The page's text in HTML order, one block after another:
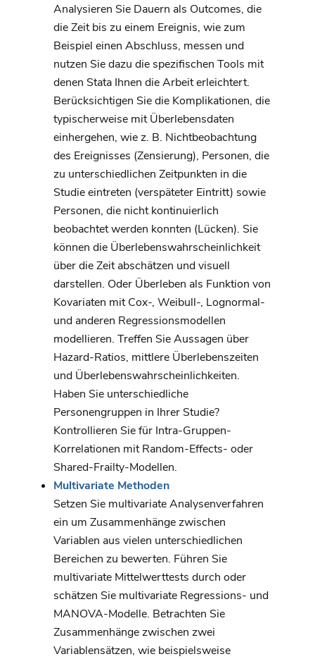
Analysieren Sie Dauern als Outcomes, die
die Zeit bis zu einem Ereignis, wie zum
Beispiel einen Abschluss, messen und
nutzen Sie dazu die spezifischen Tools mit
denen Stata Ihnen die Arbeit erleichtert.
Berücksichtigen Sie die Komplikationen, die
typischerweise mit Überlebensdaten
einhergehen, wie z. B. Nichtbeobachtung
des Ereignisses (Zensierung), Personen, die
zu unterschiedlichen Zeitpunkten in die
Studie eintreten (verspäteter Eintritt) sowie
Personen, die nicht kontinuierlich
beobachtet werden konnten (Lücken). Sie
können die Überlebenswahrscheinlichkeit
über die Zeit abschätzen und visuell
darstellen. Oder Überleben als Funktion von
Kovariaten mit Cox-, Weibull-, Lognormal-
und anderen Regressionsmodellen
modellieren. Treffen Sie Aussagen über
Hazard-Ratios, mittlere Überlebenszeiten
und Überlebenswahrscheinlichkeiten.
Haben Sie unterschiedliche
Personengruppen in Ihrer Studie?
Kontrollieren Sie für Intra-Gruppen-
Korrelationen mit Random-Effects- oder
Shared-Frailty-Modellen.
Multivariate Methoden
Setzen Sie multivariate Analysenverfahren
ein um Zusammenhänge zwischen
Variablen aus vielen unterschiedlichen
Bereichen zu bewerten. Führen Sie
multivariate Mittelwerttests durch oder
schätzen Sie multivariate Regressions- und
MANOVA-Modelle. Betrachten Sie
Zusammenhänge zwischen zwei
Variablensätzen, wie beispielsweise